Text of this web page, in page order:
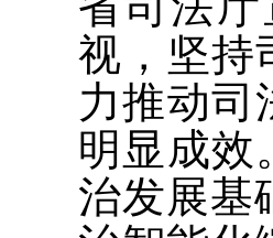
视，坚持
力推动司
明显成效
治发展基